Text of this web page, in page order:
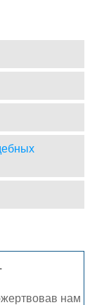
нам